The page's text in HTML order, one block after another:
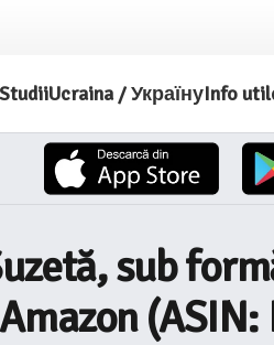
Ucraina / УкраїнуInfo
sub
(ASIN: